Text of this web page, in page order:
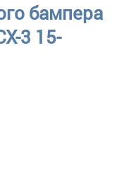
бампера
3 15-